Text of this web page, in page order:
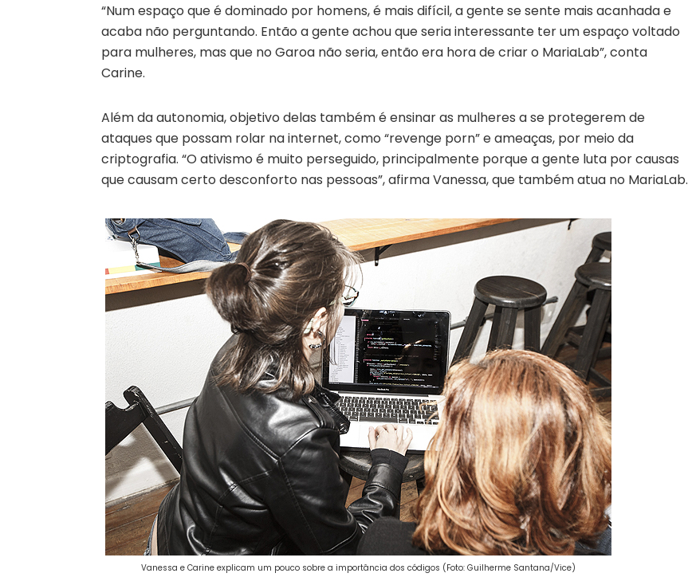
“Num espaço que é dominado por homens, é mais difícil, a gente se sente mais acanhada e
acaba não perguntando. Então a gente achou que seria interessante ter um espaço voltado
para mulheres, mas que no Garoa não seria, então era hora de criar o MariaLab”, conta
Carine.
Além da autonomia, objetivo delas também é ensinar as mulheres a se protegerem de
ataques que possam rolar na internet, como “revenge porn” e ameaças, por meio da
criptografia. “O ativismo é muito perseguido, principalmente porque a gente luta por causas
que causam certo desconforto nas pessoas”, afirma Vanessa, que também atua no MariaLab.
Vanessa e Carine explicam um pouco sobre a importância dos códigos (Foto: Guilherme Santana/Vice)